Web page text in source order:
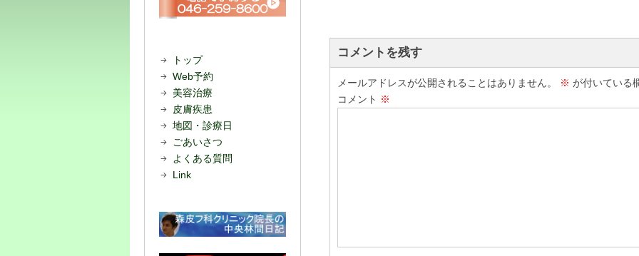
コメントを残す
メールアドレスが公開されることはありません。 ※ が付いている
コメント ※
トップ
Web予約
美容治療
皮膚疾患
地図・診療日
ごあいさつ
よくある質問
Link